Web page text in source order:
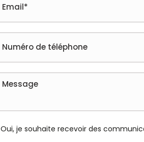
Oui, je souhaite recevoir des